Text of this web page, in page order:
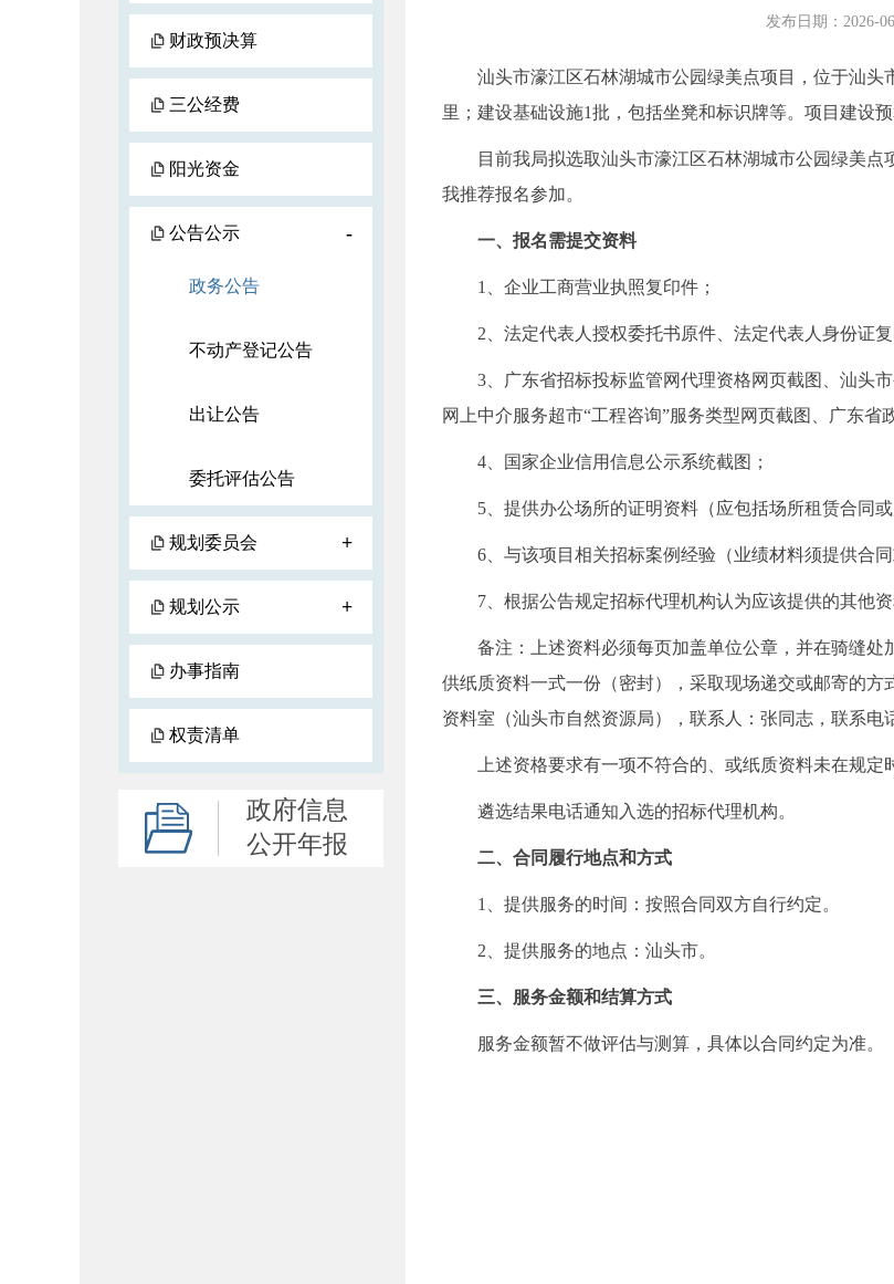
财政预决算
三公经费
阳光资金
公告公示 -
政务公告
不动产登记公告
出让公告
委托评估公告
规划委员会 +
规划公示 +
办事指南
权责清单
政府信息
公开年报
发布日期：2026-
汕头市濠江区石林湖城市公园绿美点项目，位于汕头
里；建设基础设施1批，包括坐凳和标识牌等。项目建设预
目前我局拟选取汕头市濠江区石林湖城市公园绿美点
我推荐报名参加。
一、报名需提交资料
1、企业工商营业执照复印件；
2、法定代表人授权委托书原件、法定代表人身份证复
3、广东省招标投标监管网代理资格网页截图、汕头市
网上中介服务超市“工程咨询”服务类型网页截图、广东省
4、国家企业信用信息公示系统截图；
5、提供办公场所的证明资料（应包括场所租赁合同或
6、与该项目相关招标案例经验（业绩材料须提供合同
7、根据公告规定招标代理机构认为应该提供的其他资
备注：上述资料必须每页加盖单位公章，并在骑缝处
供纸质资料一式一份（密封），采取现场递交或邮寄的
资料室（汕头市自然资源局），联系人：张同志，联系电话
上述资格要求有一项不符合的、或纸质资料未在规定
遴选结果电话通知入选的招标代理机构。
二、合同履行地点和方式
1、提供服务的时间：按照合同双方自行约定。
2、提供服务的地点：汕头市。
三、服务金额和结算方式
服务金额暂不做评估与测算，具体以合同约定为准。